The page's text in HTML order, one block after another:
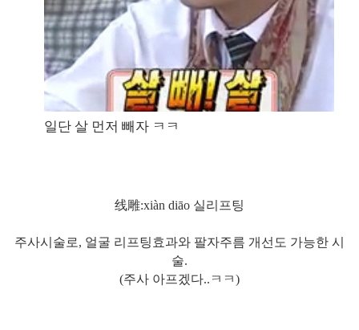
일단 살 먼저 빼자 ㅋㅋ
线雕:xiàn diāo 실리프팅
주사시술로, 얼굴 리프팅효과와 팔자주름 개선도 가능한 시
술.
(주사 아프겠다..ㅋㅋ)